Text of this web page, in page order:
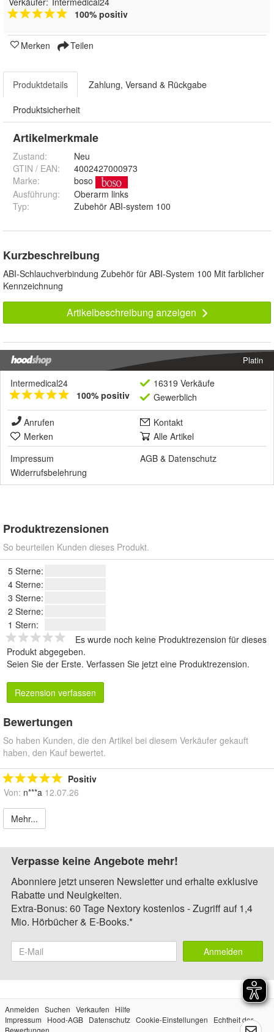
100% positiv
Merken Teilen
Produktdetails Zahlung, Versand & Rückgabe
Produktsicherheit
Artikelmerkmale
Zustand:
Neu
GTIN / EAN:
4002427000973
Marke:
boso
Ausführung:
Oberarm links
Typ: Zubehör ABI-system 100
Kurzbeschreibung
ABI-Schlauchverbindung Zubehör für ABI-System 100 Mit farblicher
Kennzeichnung
Artikelbeschreibung anzeigen
Platin
Intermedical24
100% positiv
16319 Verkäufe
Gewerblich
Anrufen
Kontakt
Merken
Alle Artikel
Impressum
AGB & Datenschutz
Widerrufsbelehrung
Produktrezensionen
So beurteilen Kunden dieses Produkt.
5 Sterne:
4 Sterne:
3 Sterne:
2 Sterne:
1 Stern:
Es wurde noch keine Produktrezension für dieses
Produkt abgegeben.
Seien Sie der Erste. Verfassen Sie jetzt eine Produktrezension.
Rezension verfassen
Bewertungen
So haben Kunden, die den Artikel bei diesem Verkäufer gekauft
haben, den Kauf bewertet.
Positiv
Von: n***a 12.07.26
Mehr...
Verpasse keine Angebote mehr!
Abonniere jetzt unseren Newsletter und erhalte exklusive
Rabatte und Neuigkeiten.
Extra-Bonus: 60 Tage Nextory kostenlos - Zugriff auf 1,4
Mio. Hörbücher & E-Books.*
Anmelden
Anmelden Suchen Verkaufen
Hilfe
Impressum
Hood-AGB Datenschutz Cookie-Einstellungen
Echtheit der